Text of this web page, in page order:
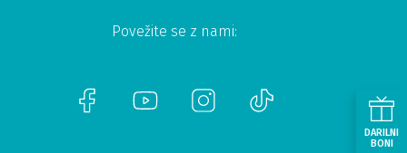
Povežite se z nami:
DARILNI
BONI